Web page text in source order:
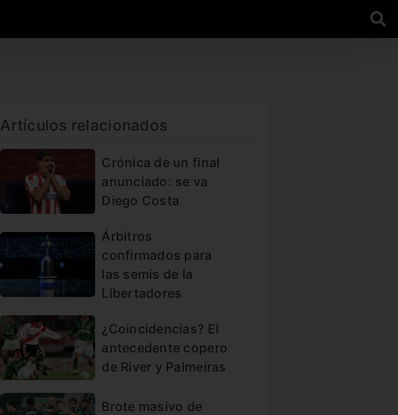
Artículos relacionados
Crónica de un final
anunciado: se va
Diego Costa
Árbitros
confirmados para
las semis de la
Libertadores
¿Coincidencias? El
antecedente copero
de River y Palmeiras
Brote masivo de